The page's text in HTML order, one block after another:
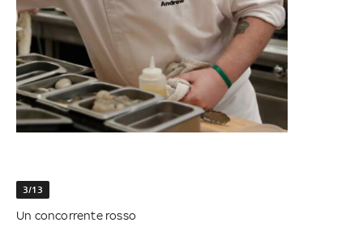
3/13
Un concorrente rosso